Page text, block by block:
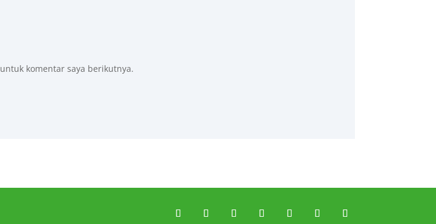
komentar saya berikutnya.